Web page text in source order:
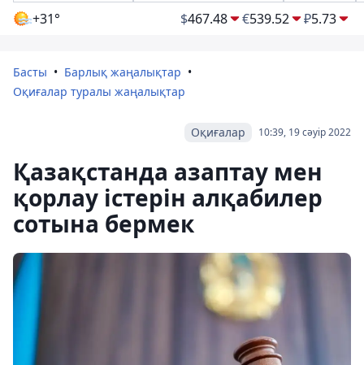
+31° $467.48 €539.52 ₽5.73
Басты
Барлық жаңалықтар
Оқиғалар туралы жаңалықтар
10:39, 19 сәуір 2022
Оқиғалар
Қазақстанда азаптау мен
қорлау істерін алқабилер
сотына бермек